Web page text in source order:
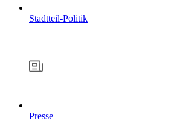
Stadtteil-Politik
Presse